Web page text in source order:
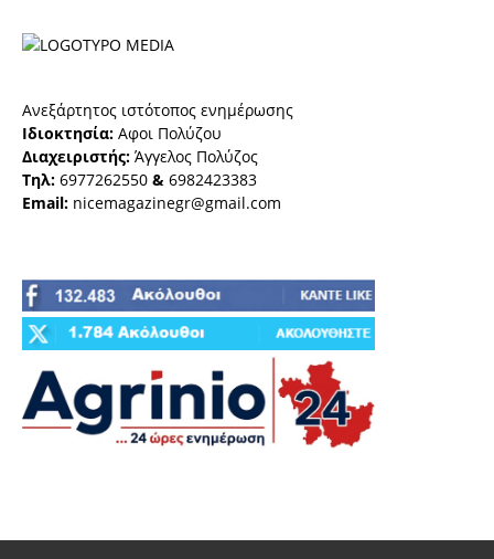
Ανεξάρτητος ιστότοπος ενημέρωσης
Ιδιοκτησία: Αφοι Πολύζου
Διαχειριστής: Άγγελος Πολύζος
Τηλ: 6977262550 & 6982423383
Email: nicemagazinegr@gmail.com